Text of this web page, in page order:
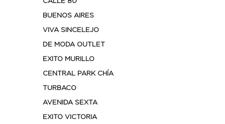
BUENOS AIRES
VIVA SINCELEJO
DE MODA OUTLET
EXITO MURILLO
CENTRAL PARK CHÍA
TURBACO
AVENIDA SEXTA
EXITO VICTORIA